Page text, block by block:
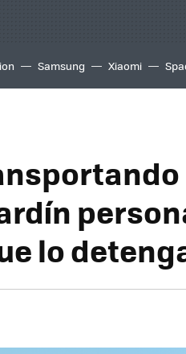
Samsung Xiaomi
lo